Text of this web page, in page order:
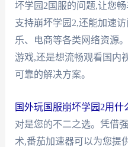
坏学园2国服的问题,让您
支持崩坏学园2,还能加速
乐、电商等各类网络资源
游戏,还是想流畅观看国内
可靠的解决方案。
国外玩国服崩坏学园2用什
对是您的不二之选。凭借
术,番茄加速器可以为您提